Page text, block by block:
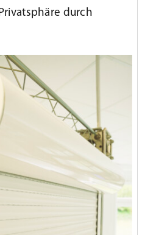
durch